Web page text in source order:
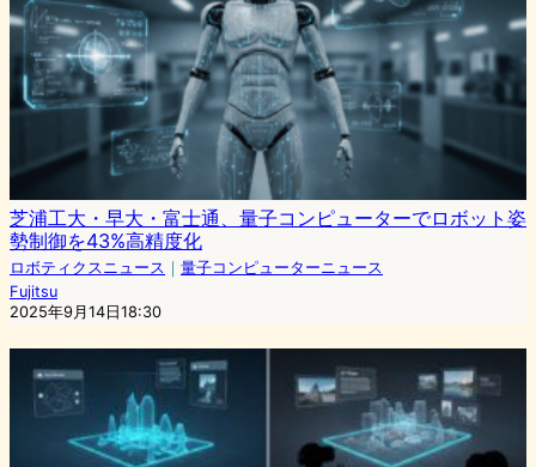
芝浦工大・早大・富士通、量子コンピューターでロボット姿
勢制御を43%高精度化
ロボティクスニュース ｜ 量子コンピューターニュース
Fujitsu
2025年9月14日18:30